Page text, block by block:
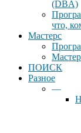
(DBА)
что,
Мастерс
ПОИСК
Разное
—